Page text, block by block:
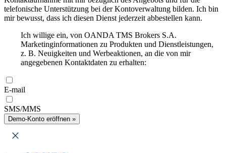
telefonische Unterstützung bei der Kontoverwaltung bilden. Ich bin
mir bewusst, dass ich diesen Dienst jederzeit abbestellen kann.
Ich willige ein, von OANDA TMS Brokers S.A.
Marketinginformationen zu Produkten und Dienstleistungen,
z. B. Neuigkeiten und Werbeaktionen, an die von mir
angegebenen Kontaktdaten zu erhalten:
E-mail
SMS/MMS
Demo-Konto eröffnen »